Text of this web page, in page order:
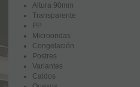
Altura 90mm
Transparente
PP
Microondas
Congelación
Postres
Variantes
Caldos